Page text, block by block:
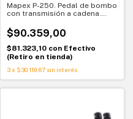
Mapex P-250. Pedal de bombo
con transmisión a cadena.
batería
$90.359,00
$81.323,10 con Efectivo
(Retiro en tienda)
3 x $30.119,67 sin interés